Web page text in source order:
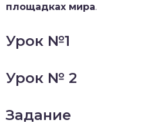
площадках мира.
Урок №1
Урок № 2
Задание